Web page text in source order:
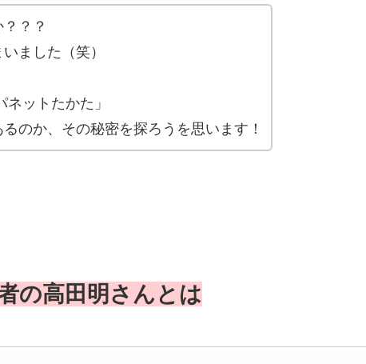
？？
ました（笑）
ットたかた」
のか、その秘密を探ろうを思います！
の高田明さんとは